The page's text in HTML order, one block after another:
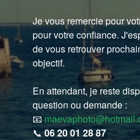
Je vous remercie pour
pour votre confiance.
de vous retrouver
objectif.
En attendant, je reste
question ou demande :
📧
📞06 20 01 28 87